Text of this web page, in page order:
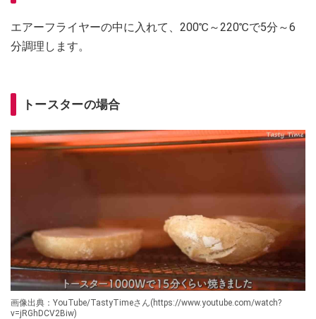
エアーフライヤーの中に入れて、200℃～220℃で5分～6
分調理します。
トースターの場合
画像出典：YouTube/TastyTimeさん(https://www.youtube.com/watch?
v=jRGhDCV2Biw)